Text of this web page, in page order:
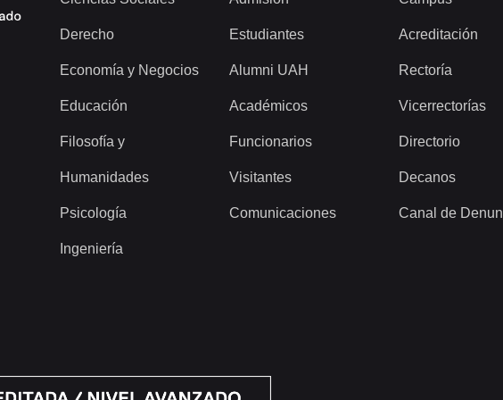
Derecho
Economía y Negocios
Educación
Filosofía y
Humanidades
Psicología
Ingeniería
Estudiantes
Alumni UAH
Académicos
Funcionarios
Visitantes
Comunicaciones
Acreditación
Rectoría
Vicerrectorías
Directorio
Decanos
Canal de